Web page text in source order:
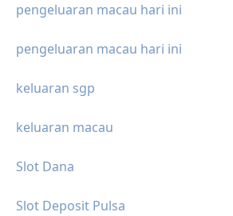
pengeluaran macau hari ini
pengeluaran macau hari ini
keluaran sgp
keluaran macau
Slot Dana
Slot Deposit Pulsa